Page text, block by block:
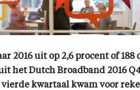
2016 uit op 2,6 procent of
het Dutch Broadband 2016
kwartaal kwam voor